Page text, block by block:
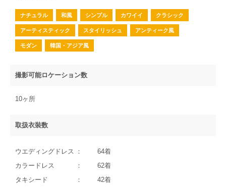
ナチュラル 和風 シンプル カワイイ クラシック
アーティスティック スタイリッシュ アンティーク風
モダン 韓国・アジア風
撮影可能ロケーション数
10ヶ所
取扱衣裝数
ウエディングドレス
64着
カラードレス
62着
タキシード
42着